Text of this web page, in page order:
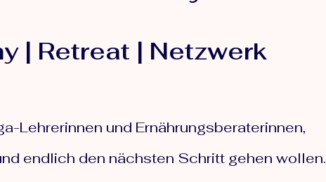
| Retreat | Netzwerk
Lehrerinnen und Ernährungsberaterinnen,
endlich den nächsten Schritt gehen wollen.